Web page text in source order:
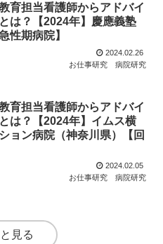
育担当看護師からアドバイ
は？【2024年】慶應義塾
性期病院】
2024.02.26
お仕事研究
病院研究
育担当看護師からアドバイ
は？【2024年】イムス横
ョン病院（神奈川県）【回
2024.02.05
お仕事研究
病院研究
見る